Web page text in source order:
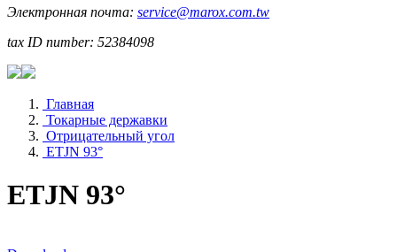
Электронная почта: service@marox.com.tw
tax ID number: 52384098
Главная
Токарные державки
Отрицательный угол
ETJN 93°
ETJN 93°